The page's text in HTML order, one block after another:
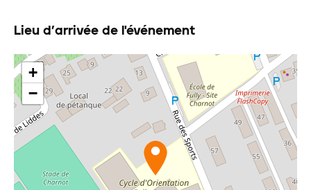
Lieu d’arrivée de l'événement
+
−